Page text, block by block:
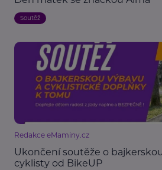
Soutěž
Redakce eMaminy.cz
Ukončení soutěže o
cyklisty od BikeUP